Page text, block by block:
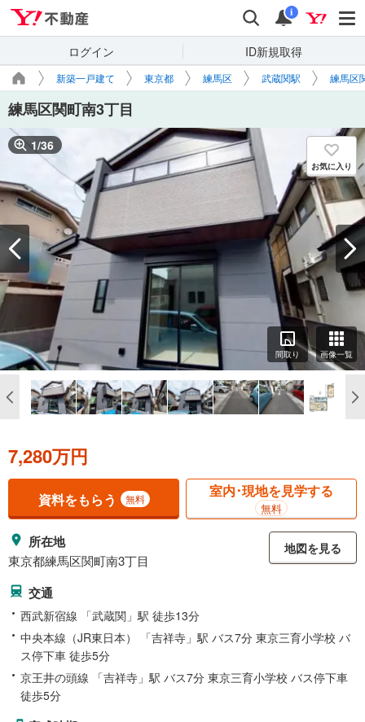
検索 通知
i
ログイン ID新規取得
新築一戸建て 東京都 練馬区 武蔵関駅 練馬区
練馬区関町南3丁目
1/36
お気に入り
間取り 画像一覧
7,280万円
資料をもらう 無料 室内･現地を見学する
無料
所在地
東京都練馬区関町南3丁目
地図を見る
交通
西武新宿線 「武蔵関」駅 徒歩13分
中央本線（JR東日本） 「吉祥寺」駅 バス7分 東京三育小学校 バ
ス停下車 徒歩5分
京王井の頭線 「吉祥寺」駅 バス7分 東京三育小学校 バス停下車
徒歩5分